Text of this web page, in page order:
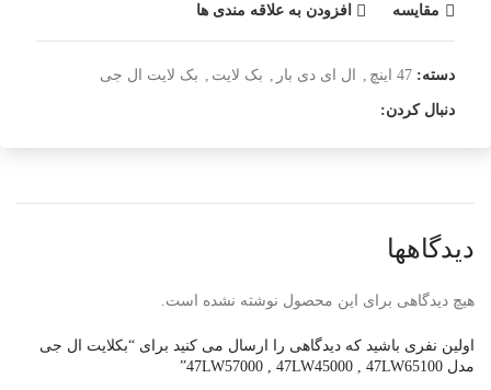
مقایسه افزودن به علاقه مندی ها
دسته: 47 اینچ , ال ای دی بار , بک لایت , بک لایت ال جی
دنبال کردن:
دیدگاهها
هیچ دیدگاهی برای این محصول نوشته نشده است.
اولین نفری باشید که دیدگاهی را ارسال می کنید برای “بکلایت ال جی
مدل 47LW57000 , 47LW45000 , 47LW65100”